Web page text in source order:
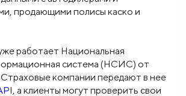
продающими полисы каско и
работает Национальная
система (НСИС) от
компании передают в нее
, а клиенты могут проверить свои